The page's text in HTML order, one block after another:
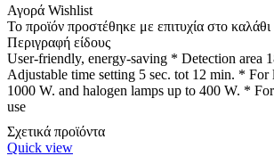
Αγορά Wishlist
Το προϊόν προστέθηκε με επιτυχία στο καλάθι
Περιγραφή είδους
User-friendly, energy-saving * Detection area
Adjustable time setting 5 sec. tot 12 min. *
1000 W. and halogen lamps up to 400 W. *
use
Σχετικά προϊόντα
Quick view